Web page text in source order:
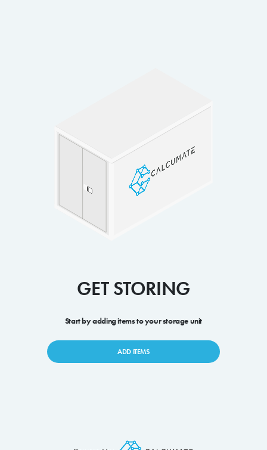
GET STORING
Start by adding items to your storage unit
ADD ITEMS